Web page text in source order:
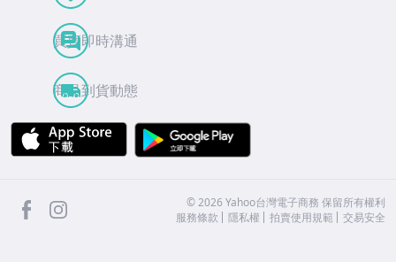
買賣即時溝通
商品到貨動態
APP Store
facebook ©2026 Yahoo台灣電子商務 保留所有權利
服務條款
隱私權 拍賣使用規範 交易安全